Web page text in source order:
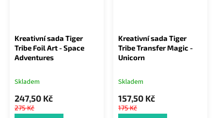
Kreativní sada Tiger
Tribe Foil Art - Space
Adventures
Skladem
247,50 Kč
275 Kč
Kreativní sada Tiger
Tribe Transfer Magic -
Unicorn
Skladem
157,50 Kč
175 Kč